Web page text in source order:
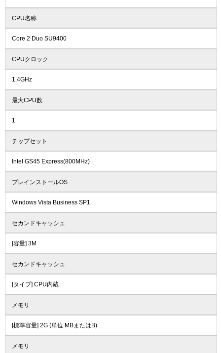
CPU名称
Core 2 Duo SU9400
CPUクロック
1.4GHz
最大CPU数
1
チップセット
Intel GS45 Express(800MHz)
プレインストールOS
Windows Vista Business SP1
セカンドキャッシュ
[容量] 3M
セカンドキャッシュ
[タイプ] CPU内蔵
メモリ
[標準容量] 2G (単位 MBまたはB)
メモリ